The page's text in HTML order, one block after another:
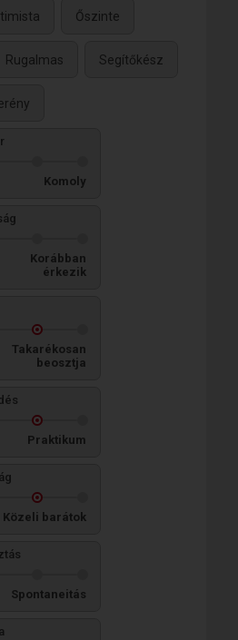
Őszinte
Rugalmas Segítőkész
Komoly
Korábban
érkezik
Takarékosan
beosztja
Praktikum
Közeli barátok
Spontaneitás